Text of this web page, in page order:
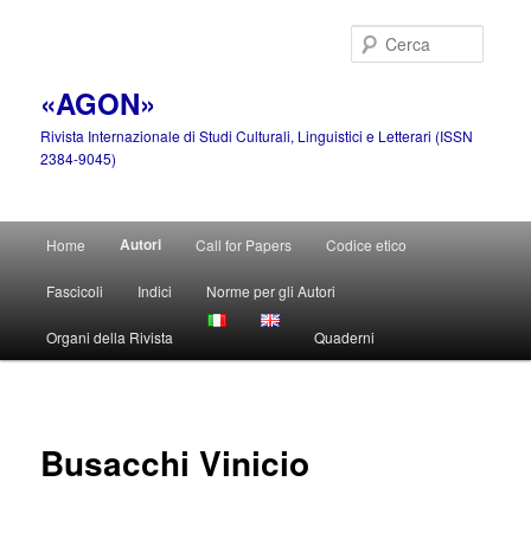
«AGON»
Rivista Internazionale di Studi Culturali, Linguistici e Letterari (ISSN
2384-9045)
principale
Home Autori Call for Papers Codice etico
Fascicoli Indici Norme per gli Autori
Organi della Rivista Quaderni
Busacchi Vinicio